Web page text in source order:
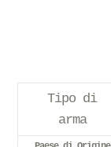
Tipo di
arma